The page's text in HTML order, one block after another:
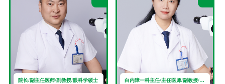
院长/副主任医师/副教授/眼科学硕士
白内障一科主任/主任医师/副教授/眼科学硕士